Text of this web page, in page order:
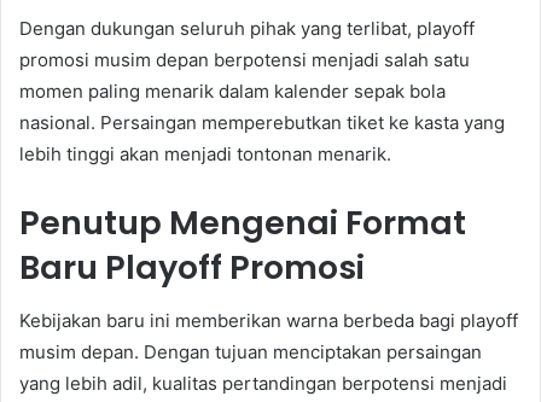
Dengan dukungan seluruh pihak yang terlibat, playoff
promosi musim depan berpotensi menjadi salah satu
momen paling menarik dalam kalender sepak bola
nasional. Persaingan memperebutkan tiket ke kasta yang
lebih tinggi akan menjadi tontonan menarik.
Penutup Mengenai Format
Baru Playoff Promosi
Kebijakan baru ini memberikan warna berbeda bagi playoff
musim depan. Dengan tujuan menciptakan persaingan
yang lebih adil, kualitas pertandingan berpotensi menjadi